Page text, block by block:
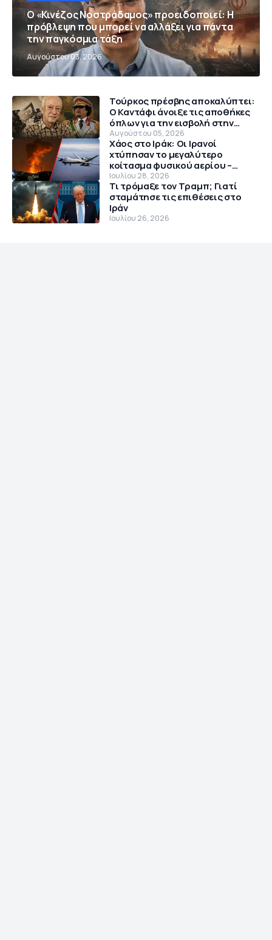
Ο «Κινέζος Νοστράδαμος» προειδοποιεί: Η
πρόβλεψη που μπορεί να αλλάξει για πάντα
την παγκόσμια τάξη
Αυγούστου 03, 2026
Τούρκος πρέσβης αποκαλύπτει:
Ο Καντάφι άνοιξε τις αποθήκες
όπλων για την εισβολή στην
Κύπρο το 1974
Αυγούστου 05, 2026
Χάος στο Ιράκ: Οι Ιρανοί
χτύπησαν το μεγαλύτερο
κοίτασμα φυσικού αερίου –
Θρίλερ με αμερικανικό MQ-9
Reaper
Ιουλίου 28, 2026
Τι τρόμαξε τον Τραμπ; Γιατί
σταμάτησε τις επιθέσεις στο
Ιράν
Ιουλίου 26, 2026